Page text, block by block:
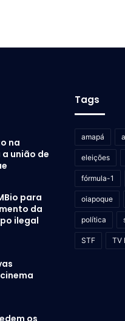
na
união de
para
da
ilegal
os
Tags
amapá
eleições
fórmula-1
oiapoque
política
STF TV